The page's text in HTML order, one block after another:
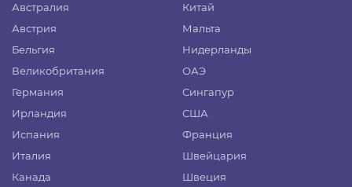
Австралия
Австрия
Бельгия
Великобритания
Германия
Ирландия
Испания
Италия
Канада
Китай
Мальта
Нидерланды
ОАЭ
Сингапур
США
Франция
Швейцария
Швеция